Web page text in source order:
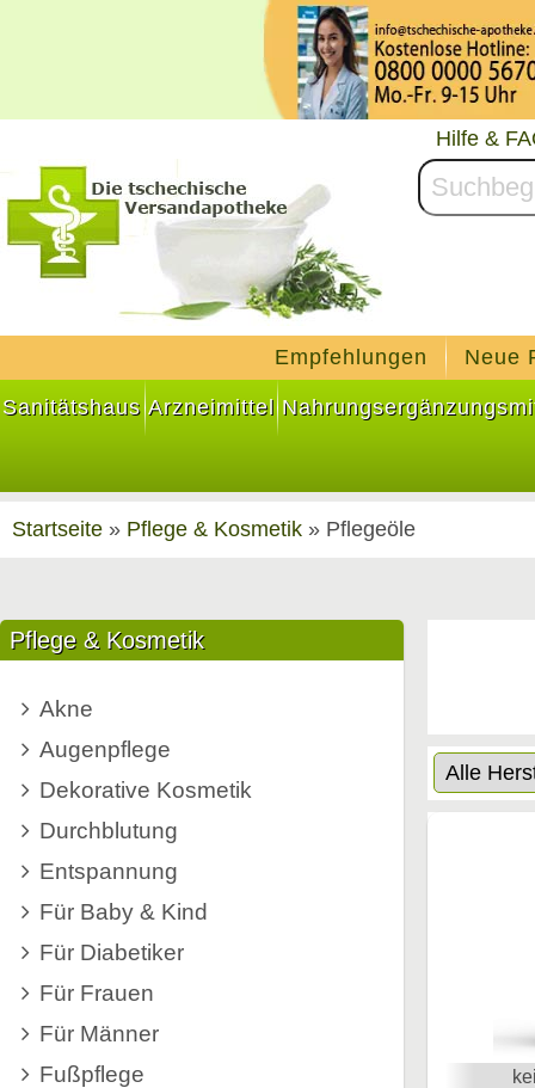
Hilfe &
Empfehlungen Neue
Sanitätshaus Arzneimittel
Startseite » Pflege & Kosmetik » Pflegeöle
Pflege & Kosmetik
Akne
Augenpflege
Dekorative Kosmetik
Durchblutung
Entspannung
Für Baby & Kind
Für Diabetiker
Für Frauen
Für Männer
Fußpflege